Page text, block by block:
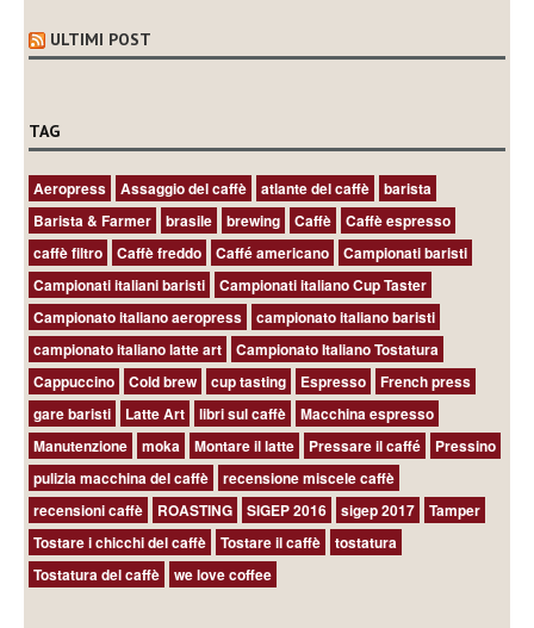
ULTIMI POST
TAG
Aeropress Assaggio del caffè atlante del caffè
barista
Barista & Farmer
brasile brewing Caffè
Caffè espresso
caffè filtro
Caffè freddo Caffé americano
Campionati baristi
Campionati italiani baristi
Campionati italiano Cup Taster
Campionato italiano aeropress
campionato italiano baristi
campionato italiano latte art
Campionato Italiano Tostatura
Cappuccino
Cold brew cup tasting Espresso
French press
gare baristi
Latte Art libri sul caffè
Macchina espresso
Manutenzione
moka Montare il latte Pressare il caffé
Pressino
pulizia macchina del caffè
recensione miscele caffè
recensioni caffè
ROASTING SIGEP 2016 sigep 2017
Tamper
Tostare i chicchi del caffè
Tostare il caffè
tostatura
Tostatura del caffè
we love coffee